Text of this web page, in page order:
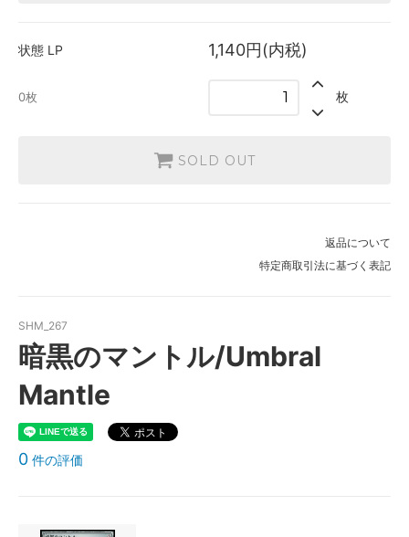
状態 LP 1,140円(内税)
0枚 枚
SOLD OUT
返品について
特定商取引法に基づく表記
SHM_267
暗黒のマントル/Umbral
Mantle
0 件の評価